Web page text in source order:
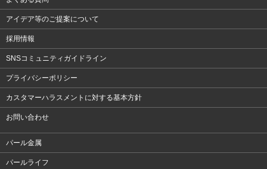
アイデア等のご提案について
採用情報
SNSコミュニティガイドライン
プライバシーポリシー
カスタマーハラスメントに対する基本方針
お問い合わせ
パール金属
パールライフ